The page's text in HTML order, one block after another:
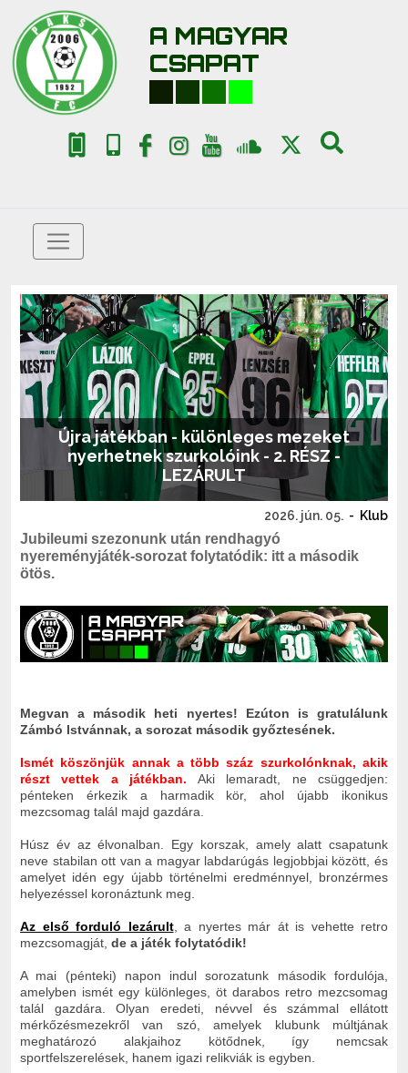
A MAGYAR
CSAPAT
Újra játékban - különleges mezeket
nyerhetnek szurkolóink - 2. RÉSZ -
LEZÁRULT
2026. jún. 05. - Klub
Jubileumi szezonunk után rendhagyó
nyereményjáték-sorozat folytatódik: itt a második
ötös.
Megvan a második heti nyertes! Ezúton is gratulálunk
Zámbó Istvánnak, a sorozat második győztesének.
Ismét köszönjük annak a több száz szurkolónknak, akik
részt vettek a játékban.
Aki lemaradt, ne csüggedjen:
pénteken érkezik a harmadik kör, ahol újabb ikonikus
mezcsomag talál majd gazdára.
Húsz év az élvonalban. Egy korszak, amely alatt csapatunk
neve stabilan ott van a magyar labdarúgás legjobbjai között, és
amelyet idén egy újabb történelmi eredménnyel, bronzérmes
helyezéssel koronáztunk meg.
Az első forduló lezárult, a nyertes már át is vehette retro
mezcsomagját, de a játék folytatódik!
A mai (pénteki) napon indul sorozatunk második fordulója,
amelyben ismét egy különleges, öt darabos retro mezcsomag
talál gazdára. Olyan eredeti, névvel és számmal ellátott
mérkőzésmezekről van szó, amelyek klubunk múltjának
meghatározó alakjaihoz kötődnek, így nemcsak
sportfelszerelések, hanem igazi relikviák is egyben.